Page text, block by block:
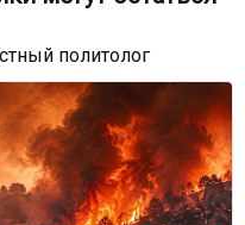
политолог